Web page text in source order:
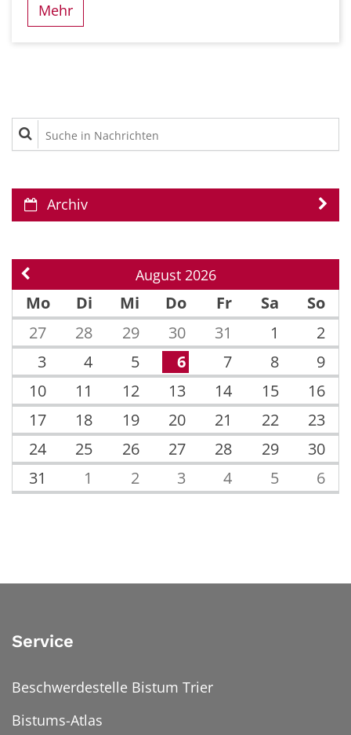
Mehr
Suche in Nachrichten
Archiv
Vorherige Seite August 2026
Mo Di Mi Do Fr Sa
So
27
28 29 30 31 1
2
3
4 5 6 7 8
9
10
11 12 13 14 15
16
17
18 19 20 21 22
23
24
25 26 27 28 29
30
31
1 2 3 4 5 6
Service
Beschwerdestelle Bistum Trier
Bistums-Atlas